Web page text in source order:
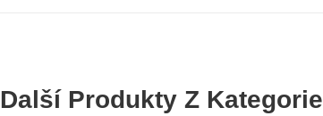
Další Produkty Z Kategorie